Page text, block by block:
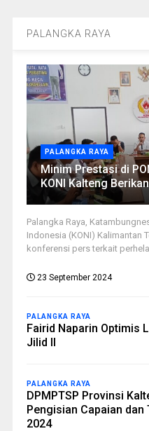
PALANGKA RAYA
PALANGKA RAYA
Minim Prestasi di
KONI Kalteng
Palangka Raya,
Indonesia (KONI) Kalimantan
konferensi pers terkait
23 September 2024
PALANGKA RAYA
Fairid Naparin Optimis
Jilid II
PALANGKA RAYA
DPMPTSP Provinsi
Pengisian Capaian
2024